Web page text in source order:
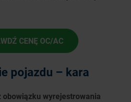
CENĘ OC/AC
pojazdu – kara
obowiązku wyrejestrowania